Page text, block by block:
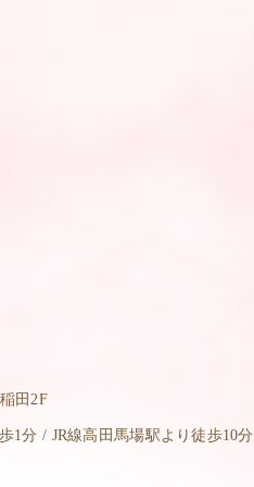
田2F
1分 / JR線高田馬場駅より徒歩10分